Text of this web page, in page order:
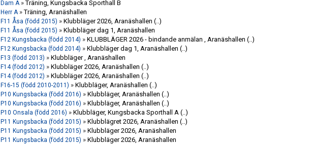
Dam A»Träning, Kungsbacka Sporthall B
Herr A»Träning, Aranäshallen
F11 Åsa (född 2015) » Klubbläger 2026, Aranäshallen (..)
F11 Åsa (född 2015) » Klubbläger dag 1, Aranäshallen
F12 Kungsbacka (född 2014) » KLUBBLÄGER 2026 - bindande anmälan , Aranäshallen (..)
F12 Kungsbacka (född 2014) » Klubbläger dag 1, Aranäshallen (..)
F13 (född 2013) » Klubbläger , Aranäshallen
F14 (född 2012) » Klubbläger 2026, Aranäshallen (..)
F14 (född 2012) » Klubbläger 2026, Aranäshallen (..)
F16-15 (född 2010-2011) » Klubbläger, Aranäshallen (..)
P10 Kungsbacka (född 2016) » Klubbläger, Aranäshallen (..)
P10 Kungsbacka (född 2016) » Klubbläger, Aranäshallen (..)
P10 Onsala (född 2016) » Klubbläger, Kungsbacka Sporthall A (..)
P11 Kungsbacka (född 2015) » Klubblägret 2026, Aranäshallen (..)
P11 Kungsbacka (född 2015) » Klubbläger 2026, Aranäshallen
P11 Kungsbacka (född 2015) » Klubbläger 2026, Aranäshallen